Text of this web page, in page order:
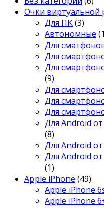
Очки виртуальной
Для ПК(3)
Автономные
Для
Для
Для
(9)
Для
Для
Для
Для Android
(8)
Для Android
Для Android
(1)
Apple iPhone (49)
Apple iPhone
Apple iPhone